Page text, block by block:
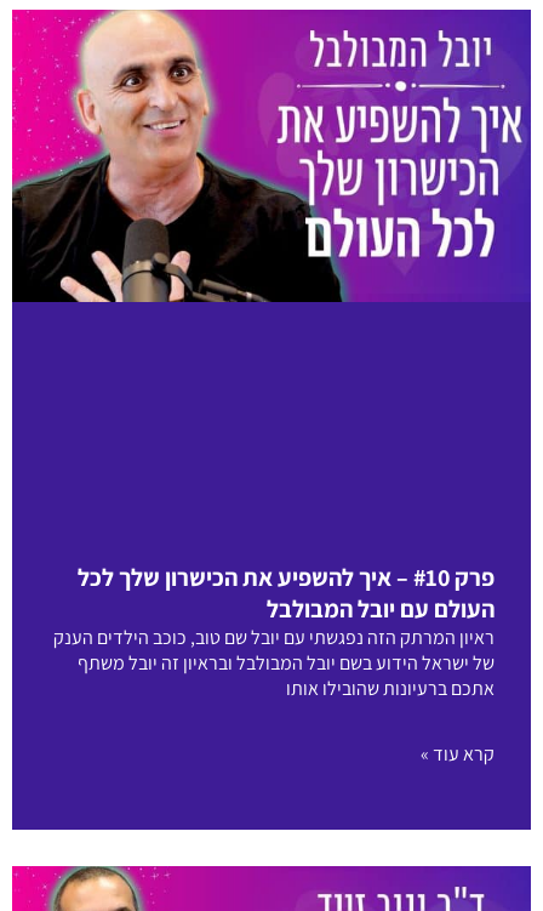
פרק #10 – איך להשפיע את הכישרון שלך לכל
העולם עם יובל המבולבל
ראיון המרתק הזה נפגשתי עם יובל שם טוב, כוכב הילדים הענק
של ישראל הידוע בשם יובל המבולבל ובראיון זה יובל משתף
אתכם ברעיונות שהובילו אותו
קרא עוד »